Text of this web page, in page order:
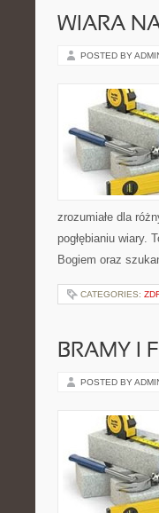
WIARA
POSTED BY
zrozumiałe dla
pogłębianiu wiary.
Bogiem oraz
CATEGORIES:
BRAMY I
POSTED BY